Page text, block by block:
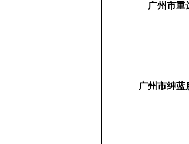
广州市重
广州市绅蓝